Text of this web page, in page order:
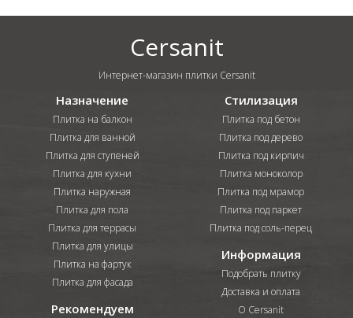
Cersanit
Интернет-магазин плитки Cersanit
Назначение
Плитка на балкон
Плитка для ванной
Плитка для ступеней
Плитка для кухни
Плитка наружная
Плитка для пола
Плитка для террасы
Плитка для улицы
Плитка на фартук
Плитка для фасада
Стилизация
Плитка под бетон
Плитка под дерево
Плитка под кирпич
Плитка моноколор
Плитка под мрамор
Плитка под паркет
Плитка под соль-перец
Информация
Подобрать плитку
Доставка и оплата
О Cersanit
Рекомендуем